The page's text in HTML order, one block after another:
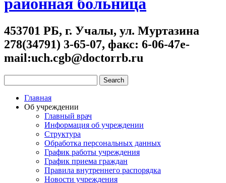
районная больница
453701 РБ, г. Учалы, ул. Муртазина
278(34791) 3-65-07, факс: 6-06-47e-
mail:uch.cgb@doctorrb.ru
Главная
Об учреждении
Главный врач
Информация об учреждении
Структура
Обработка персональных данных
График работы учреждения
График приема граждан
Правила внутреннего распорядка
Новости учреждения